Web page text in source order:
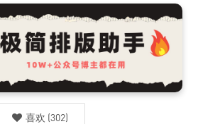
喜欢 (302)